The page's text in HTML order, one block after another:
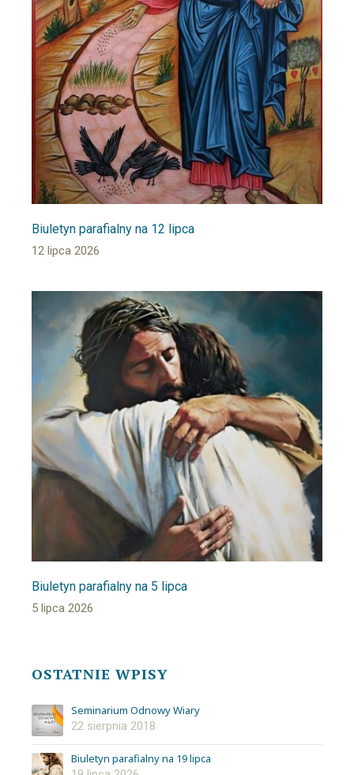
Biuletyn parafialny na 12 lipca
12 lipca 2026
Biuletyn parafialny na 5 lipca
5 lipca 2026
OSTATNIE WPISY
Seminarium Odnowy Wiary
22 sierpnia 2018
Biuletyn parafialny na 19 lipca